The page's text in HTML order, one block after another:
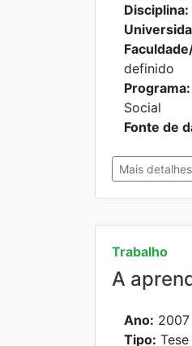
Disciplina:
definido
Programa:
Social
Fonte de
Mais detalhes
Trabalho
A
Ano: 2007
Tipo: Tese